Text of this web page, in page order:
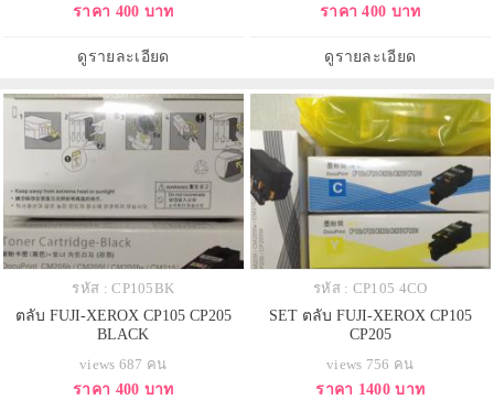
ราคา 400 บาท
ดูรายละเอียด
ราคา 400 บาท
ดูรายละเอียด
รหัส : CP105BK
ตลับ FUJI-XEROX CP105 CP205
BLACK
views 687 คน
ราคา 400 บาท
รหัส : CP105 4CO
SET ตลับ FUJI-XEROX CP105
CP205
views 756 คน
ราคา 1400 บาท